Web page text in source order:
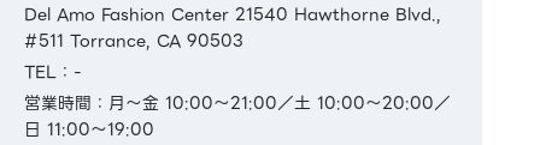
Del Amo Fashion Center 21540 Hawthorne Blvd.,
#511 Torrance, CA 90503
TEL：-
営業時間：月～金 10:00～21:00／土 10:00～20:00／
日 11:00～19:00